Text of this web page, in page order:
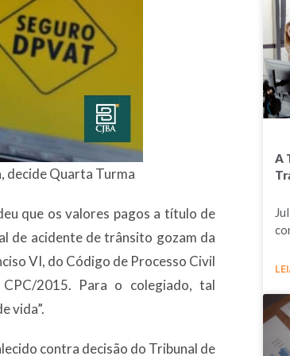
decide Quarta Turma
que os valores pagos a título de
de acid​ente de trânsito gozam da
VI, do Código de Processo Civil
2015. Para o colegiado, tal
vida”.
contra decisão do Tribunal de
A